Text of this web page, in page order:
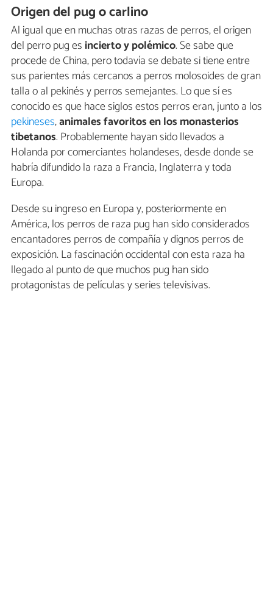
Origen del pug o carlino
Al igual que en muchas otras razas de perros, el origen
del perro pug es incierto y polémico. Se sabe que
procede de China, pero todavía se debate si tiene entre
sus parientes más cercanos a perros molosoides de gran
talla o al pekinés y perros semejantes. Lo que sí es
conocido es que hace siglos estos perros eran, junto a los
pekineses,animales favoritos en los monasterios
tibetanos. Probablemente hayan sido llevados a
Holanda por comerciantes holandeses, desde donde se
habría difundido la raza a Francia, Inglaterra y toda
Europa.
Desde su ingreso en Europa y, posteriormente en
América, los perros de raza pug han sido considerados
encantadores perros de compañía y dignos perros de
exposición. La fascinación occidental con esta raza ha
llegado al punto de que muchos pug han sido
protagonistas de películas y series televisivas.